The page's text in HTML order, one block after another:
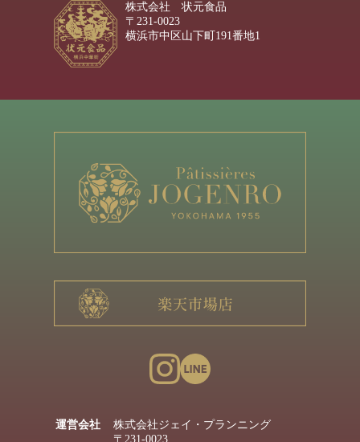
株式会社 状元食品
〒231-0023
横浜市中区山下町191番地1
運営会社
株式会社ジェイ・プランニング
〒231-0023